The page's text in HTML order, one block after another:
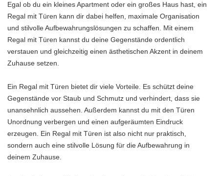
Egal ob du ein kleines Apartment oder ein großes Haus hast, ein
Regal mit Türen kann dir dabei helfen, maximale Organisation
und stilvolle Aufbewahrungslösungen zu schaffen. Mit einem
Regal mit Türen kannst du deine Gegenstände ordentlich
verstauen und gleichzeitig einen ästhetischen Akzent in deinem
Zuhause setzen.
Ein Regal mit Türen bietet dir viele Vorteile. Es schützt deine
Gegenstände vor Staub und Schmutz und verhindert, dass sie
unansehnlich aussehen. Außerdem kannst du mit den Türen
Unordnung verbergen und einen aufgeräumten Eindruck
erzeugen. Ein Regal mit Türen ist also nicht nur praktisch,
sondern auch eine stilvolle Lösung für die Aufbewahrung in
deinem Zuhause.